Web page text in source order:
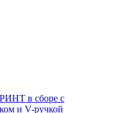
в сборе с
и V-ручкой